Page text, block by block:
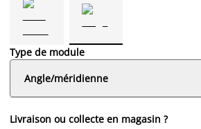
Type de module
Angle/méridienne
Livraison ou collecte en magasin ?